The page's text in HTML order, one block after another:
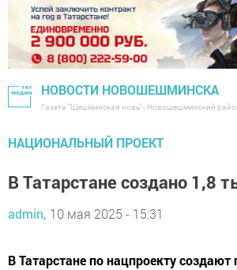
НОВОСТИ НОВОШЕШМИНСКА
Газета "Шешминская новь" - Новошешминский
НАЦИОНАЛЬНЫЙ ПРОЕКТ
В Татарстане создано 1,8
admin, 10 мая 2025 - 15:31
В Татарстане по нацпроекту